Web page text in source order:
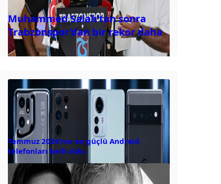
Muhammed Salah’tan sonra
Trabzonspor’dan bir rekor daha
Temmuz 2026’nın en güçlü Android
telefonları belli oldu